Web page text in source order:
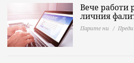
Вече работи
личния
Парите ни